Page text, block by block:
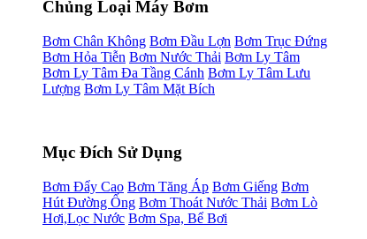
Chủng Loại Máy Bơm
Bơm Chân Không Bơm Đầu Lợn Bơm Trục Đứng
Bơm Hỏa Tiễn Bơm Nước Thải Bơm Ly Tâm
Bơm Ly Tâm Đa Tầng Cánh Bơm Ly Tâm Lưu
Lượng Bơm Ly Tâm Mặt Bích
Mục Đích Sử Dụng
Bơm Đẩy Cao Bơm Tăng Áp Bơm Giếng Bơm
Hút Đường Ống Bơm Thoát Nước Thải Bơm Lò
Hơi,Lọc Nước Bơm Spa, Bể Bơi